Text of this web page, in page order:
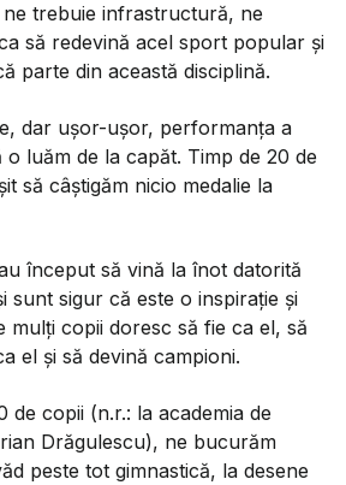
trebuie infrastructură, ne
să redevină acel sport popular și
parte din această disciplină.
dar ușor-ușor, performanța a
luăm de la capăt. Timp de 20 de
să câștigăm nicio medalie la
început să vină la înot datorită
sunt sigur că este o inspirație și
mulți copii doresc să fie ca el, să
el și să devină campioni.
de copii (n.r.: la academia de
Drăgulescu), ne bucurăm
peste tot gimnastică, la desene